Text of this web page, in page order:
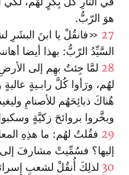
هوَ الرّبُّ.
27 «فا‏نقُلْ يا ا‏بنَ البشَرِ
السَّيِّدُ الرّبُّ: بهذا أيضا
28 لمَّا جِئتُ بهِم إلى
لهُم، ورَأوا كُلَّ رابـيةٍ
هُناكَ ذبائِحَهُم للأصنامِ
وبخَّروا بروائحَ زكيَّةٍ
29 فقُلتُ لهُم: ما هذِهِ
إليها؟ فسُمِّيتْ مشارفَ إلى
30 لذلِكَ أُنقُلْ لشعبِ